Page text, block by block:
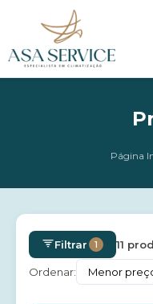
Página
Filtrar 1 11
Ordenar: